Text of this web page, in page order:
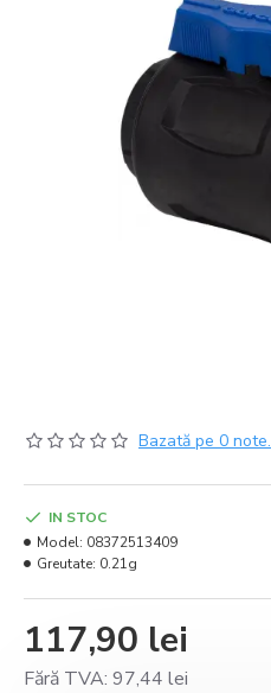
Bazată pe 0 note.
117,90 lei
Fără TVA: 97,44 lei
IN STOC
Model: 08372513409
Greutate: 0.21g